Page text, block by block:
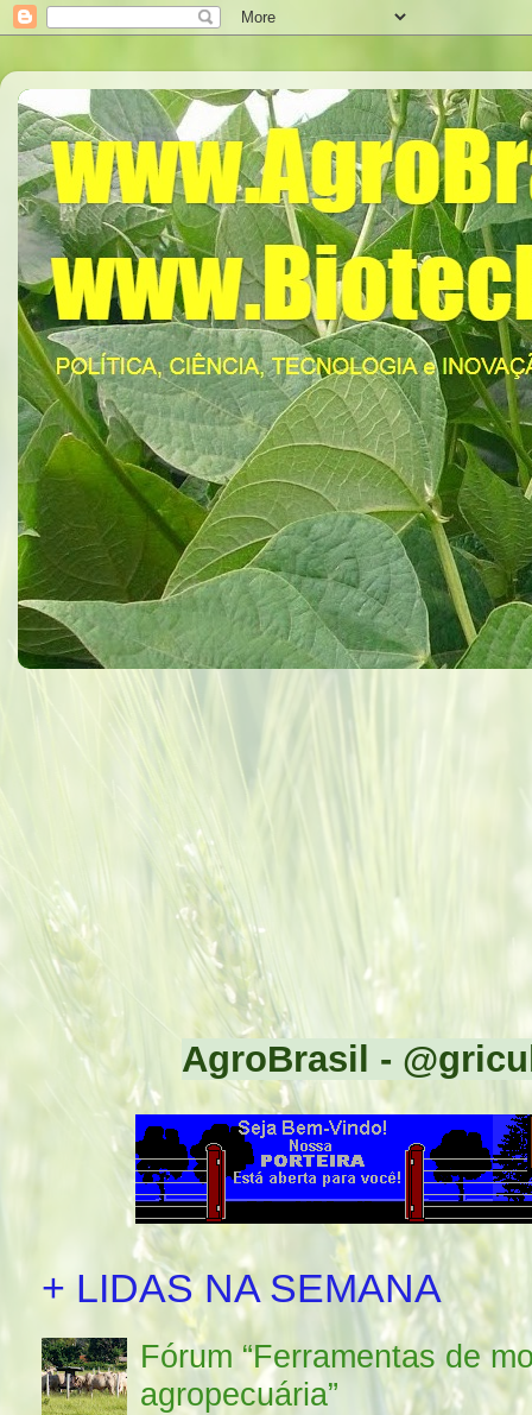
AgroBrasil -
+ LIDAS NA SEMANA
Fórum “Ferramentas de
agropecuária”